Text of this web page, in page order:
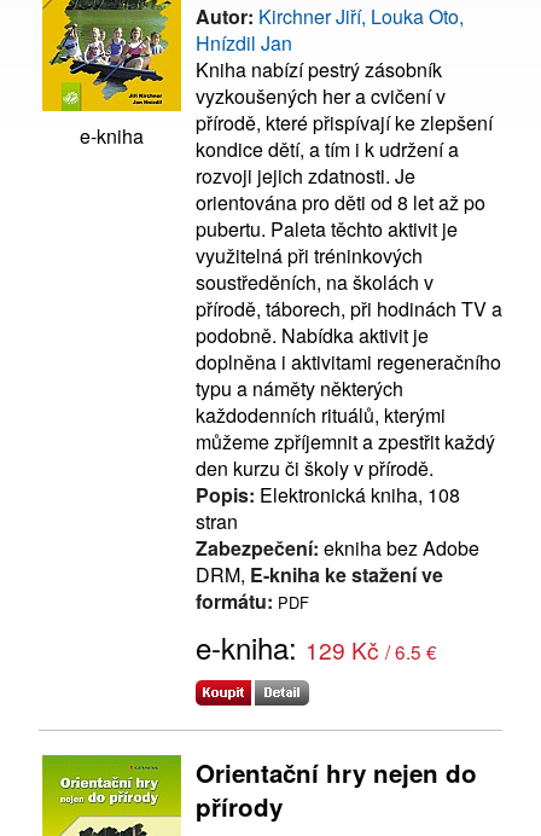
e-kniha
Autor: Kirchner Jiří, Louka Oto,
Hnízdil Jan
Kniha nabízí pestrý zásobník
vyzkoušených her a cvičení v
přírodě, které přispívají ke zlepšení
kondice dětí, a tím i k udržení a
rozvoji jejich zdatnosti. Je
orientována pro děti od 8 let až po
pubertu. Paleta těchto aktivit je
využitelná při tréninkových
soustředěních, na školách v
přírodě, táborech, při hodinách TV a
podobně. Nabídka aktivit je
doplněna i aktivitami regeneračního
typu a náměty některých
každodenních rituálů, kterými
můžeme zpříjemnit a zpestřit každý
den kurzu či školy v přírodě.
Popis: Elektronická kniha, 108
stran
Zabezpečení: ekniha bez Adobe
DRM, E-kniha ke stažení ve
formátu: PDF
e-kniha: 129 Kč / 6.5 €
Orientační hry nejen do
přírody